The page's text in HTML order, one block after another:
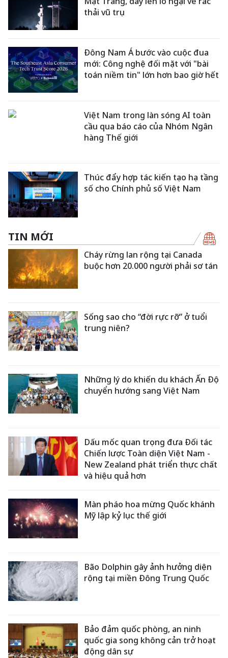
thải vũ trụ
Đông Nam Á bước vào cuộc đua
mới: Công nghệ đối mặt với "bài
toán niềm tin" lớn hơn bao giờ hết
Việt Nam trong làn sóng AI toàn
cầu qua báo cáo của Nhóm Ngân
hàng Thế giới
Thúc đẩy hợp tác kiến tạo hạ tầng
số cho Chính phủ số Việt Nam
TIN MỚI
Cháy rừng lan rộng tại Canada
buộc hơn 20.000 người phải sơ tán
Sống sao cho “đời rực rỡ” ở tuổi
trung niên?
Những lý do khiến du khách Ấn Độ
chuyển hướng sang Việt Nam
Dấu mốc quan trọng đưa Đối tác
Chiến lược Toàn diện Việt Nam -
New Zealand phát triển thực chất
và hiệu quả hơn
Màn pháo hoa mừng Quốc khánh
Mỹ lập kỷ lục thế giới
Bão Dolphin gây ảnh hưởng diện
rộng tại miền Đông Trung Quốc
Bảo đảm quốc phòng, an ninh
quốc gia song không cản trở hoạt
động dân sự